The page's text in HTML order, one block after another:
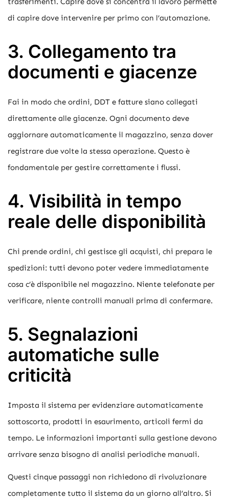
di capire dove intervenire per primo con l’automazione.
3. Collegamento tra
documenti e giacenze
Fai in modo che ordini, DDT e fatture siano collegati
direttamente alle giacenze. Ogni documento deve
aggiornare automaticamente il magazzino, senza dover
registrare due volte la stessa operazione. Questo è
fondamentale per gestire correttamente i flussi.
4. Visibilità in tempo
reale delle disponibilità
Chi prende ordini, chi gestisce gli acquisti, chi prepara le
spedizioni: tutti devono poter vedere immediatamente
cosa c’è disponibile nel magazzino. Niente telefonate per
verificare, niente controlli manuali prima di confermare.
5. Segnalazioni
automatiche sulle
criticità
Imposta il sistema per evidenziare automaticamente
sottoscorta, prodotti in esaurimento, articoli fermi da
tempo. Le informazioni importanti sulla gestione devono
arrivare senza bisogno di analisi periodiche manuali.
Questi cinque passaggi non richiedono di rivoluzionare
completamente tutto il sistema da un giorno all’altro. Si